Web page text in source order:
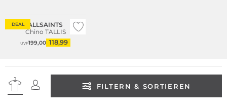
DEAL
ALLSAINTS
Chino TALLIS
UVP199,00 118,99
FILTERN & SORTIEREN